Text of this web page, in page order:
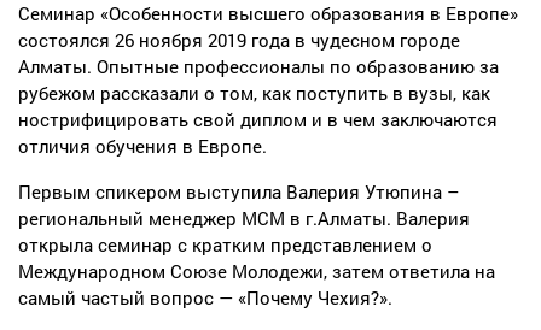
Семинар «Особенности высшего образования в Европе»
состоялся 26 ноября 2019 года в чудесном городе
Алматы. Опытные профессионалы по образованию за
рубежом рассказали о том, как поступить в вузы, как
нострифицировать свой диплом и в чем заключаются
отличия обучения в Европе.
Первым спикером выступила Валерия Утюпина –
региональный менеджер МСМ в г.Алматы. Валерия
открыла семинар с кратким представлением о
Международном Союзе Молодежи, затем ответила на
самый частый вопрос — «Почему Чехия?».